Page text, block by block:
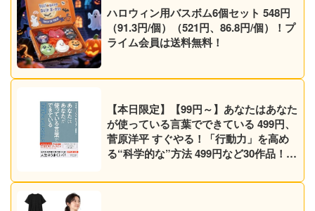
ハロウィン用バスボム6個セット 548円
（91.3円/個）（521円、86.8円/個）！プ
ライム会員は送料無料！
【本日限定】【99円～】あなたはあなた
が使っている言葉でできている 499円、
菅原洋平 すぐやる！「行動力」を高め
る“科学的な”方法 499円など30作品！